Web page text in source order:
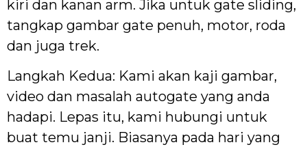
kiri dan kanan arm. Jika untuk gate sliding,
tangkap gambar gate penuh, motor, roda
dan juga trek.
Langkah Kedua: Kami akan kaji gambar,
video dan masalah autogate yang anda
hadapi. Lepas itu, kami hubungi untuk
buat temu janji. Biasanya pada hari yang